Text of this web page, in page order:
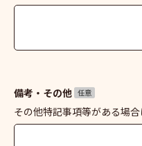
備考・その他 任意
その他特記事項等がある場合